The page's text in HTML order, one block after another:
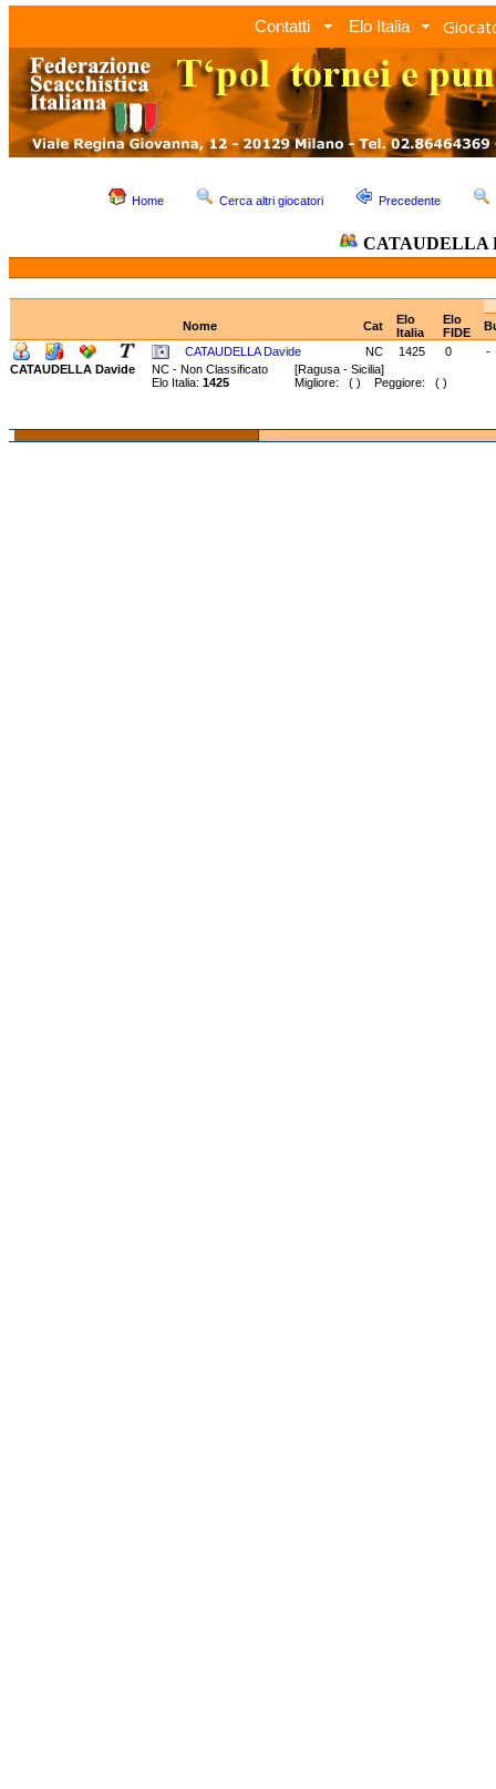
Contatti Elo Italia
Home Cerca altri giocatori Precedente
CATAUDELLA
Nome Cat
Elo
Italia
Elo
FIDE
CATAUDELLA Davide
NC 1425 0
-
CATAUDELLA Davide
NC - Non Classificato [Ragusa - Sicilia]
Elo Italia: 1425 Migliore: ( ) Peggiore: ( )